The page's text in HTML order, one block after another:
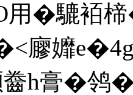
用�騼袹
廫孊
齤h膏�